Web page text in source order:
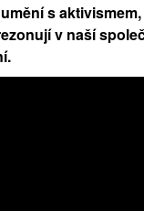
s
v naší